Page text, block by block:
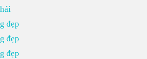
đẹp
đẹp
đẹp